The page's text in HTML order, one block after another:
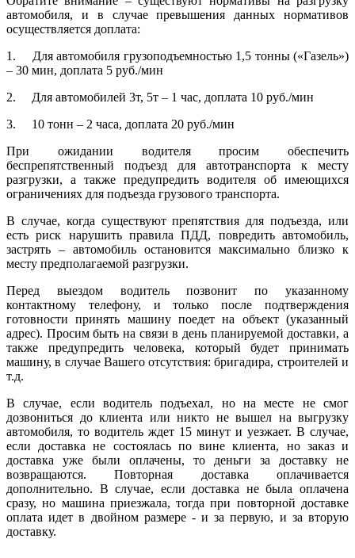
автомобиля, и в случае превышения данных нормативов
осуществляется доплата:
1.
Для автомобиля грузоподъемностью 1,5 тонны («Газель»)
– 30 мин, доплата 5 руб./мин
2.
Для автомобилей 3т, 5т – 1 час, доплата 10 руб./мин
3.
10 тонн – 2 часа, доплата 20 руб./мин
При ожидании водителя просим обеспечить
беспрепятственный подъезд для автотранспорта к месту
разгрузки, а также предупредить водителя об имеющихся
ограничениях для подъезда грузового транспорта.
В случае, когда существуют препятствия для подъезда, или
есть риск нарушить правила ПДД, повредить автомобиль,
застрять – автомобиль остановится максимально близко к
месту предполагаемой разгрузки.
Перед выездом водитель позвонит по указанному
контактному телефону, и только после подтверждения
готовности принять машину поедет на объект (указанный
адрес). Просим быть на связи в день планируемой доставки, а
также предупредить человека, который будет принимать
машину, в случае Вашего отсутствия: бригадира, строителей и
т.д.
В случае, если водитель подъехал, но на месте не смог
дозвониться до клиента или никто не вышел на выгрузку
автомобиля, то водитель ждет 15 минут и уезжает. В случае,
если доставка не состоялась по вине клиента, но заказ и
доставка уже были оплачены, то деньги за доставку не
возвращаются. Повторная доставка оплачивается
дополнительно. В случае, если доставка не была оплачена
сразу, но машина приезжала, тогда при повторной доставке
оплата идет в двойном размере - и за первую, и за вторую
доставку.